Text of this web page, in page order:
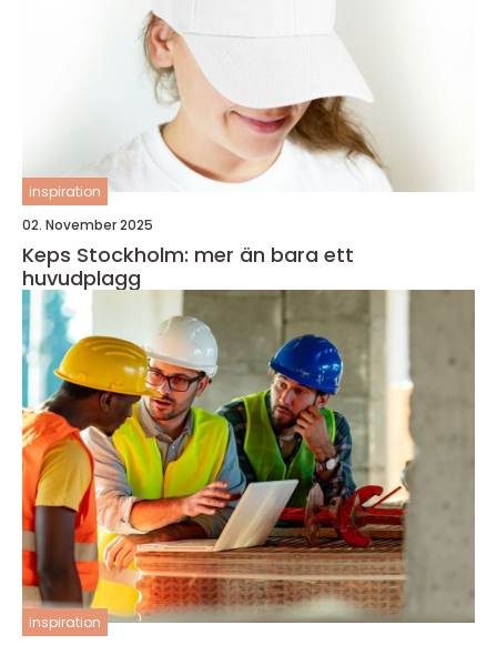
inspiration
02. November 2025
Keps Stockholm: mer än bara ett
huvudplagg
inspiration